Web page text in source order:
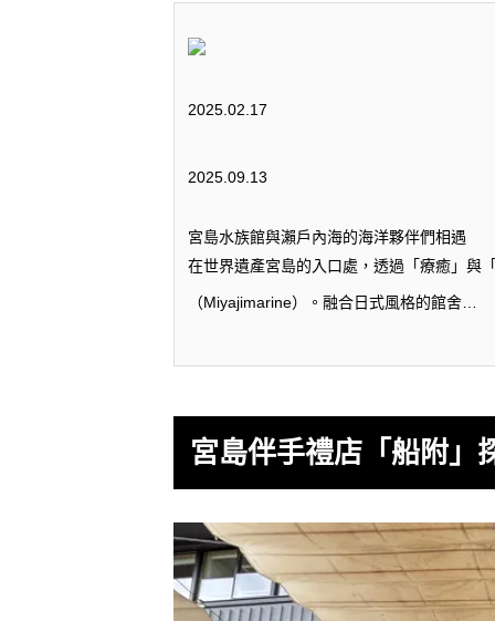
2025.02.17
2025.09.13
宮島水族館與瀨戶內海的海洋夥伴們相遇
在世界遺產宮島的入口處，透過「療癒」與
（Miyajimarine）。融合日式風格的館舍…
宮島伴手禮店「船附」